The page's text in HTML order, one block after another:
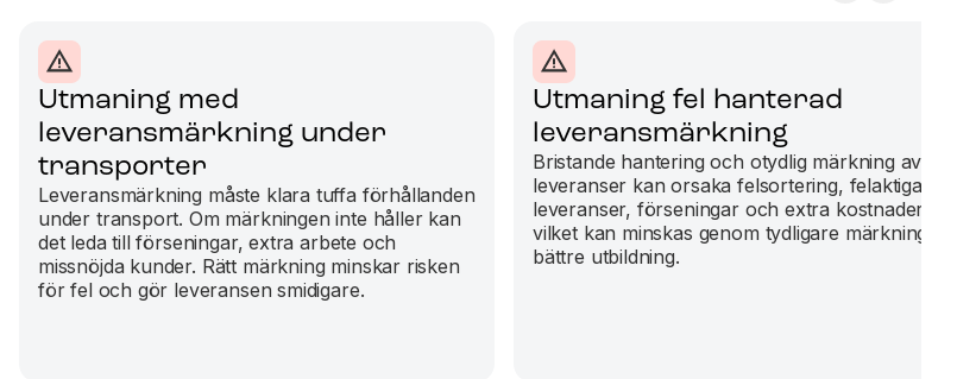
Utmaning med
leveransmärkning under
transporter
Leveransmärkning måste klara tuffa förhållanden
under transport. Om märkningen inte håller kan
det leda till förseningar, extra arbete och
missnöjda kunder. Rätt märkning minskar risken
för fel och gör leveransen smidigare.
Utmaning fel hanterad
leveransmärkning
Bristande hantering och otydlig märkning av
leveranser kan orsaka felsortering, felaktiga
leveranser, förseningar och extra kostnader,
vilket kan minskas genom tydligare märkning och
bättre utbildning.